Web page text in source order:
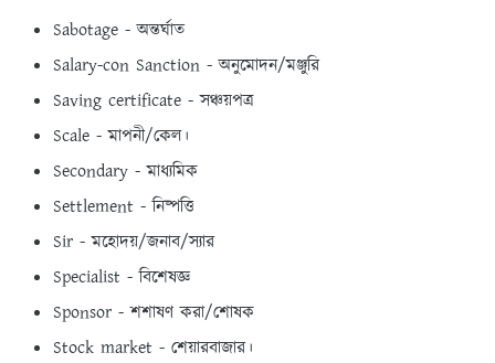
Sabotage - অন্তর্ঘাত
Salary-con Sanction - অনুমােদন/মঞ্জুরি
Saving certificate - সঞ্চয়পত্র
Scale - মাপনী/কেল।
Secondary - মাধ্যমিক
Settlement - নিষ্পত্তি
Sir - মহােদয়/জনাব/স্যার
Specialist - বিশেষজ্ঞ
Sponsor - শশাষণ করা/শােষক
Stock market - শেয়ারবাজার।